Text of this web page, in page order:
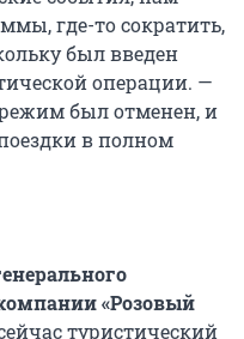
где-то сократить,
был введен
операции. —
был отменен, и
в полном
«Розовый
туристический